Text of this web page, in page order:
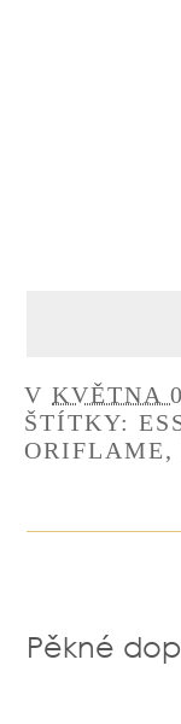
V KVĚTNA
ŠTÍTKY:
ORIFLAME,
Pěkné